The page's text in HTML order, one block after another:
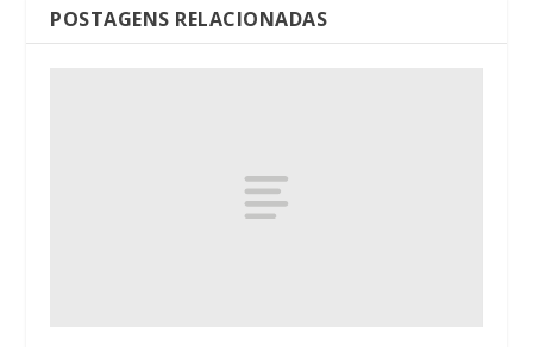
POSTAGENS RELACIONADAS